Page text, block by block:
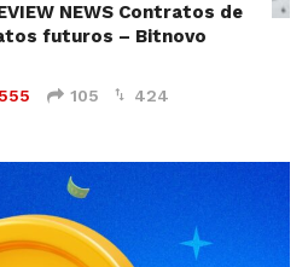
NEWS Contratos de
futuros – Bitnovo
105 424